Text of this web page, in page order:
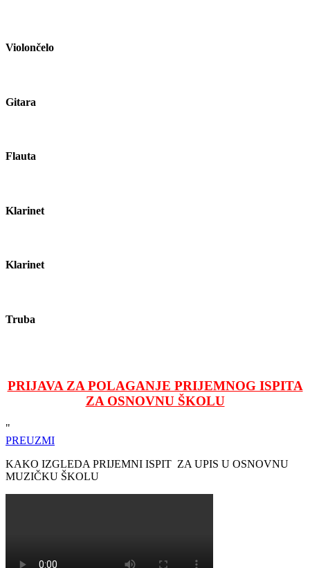
Violončelo
Gitara
Flauta
Klarinet
Klarinet
Truba
PRIJAVA ZA POLAGANJE PRIJEMNOG ISPITA
ZA OSNOVNU ŠKOLU
"
PREUZMI
KAKO IZGLEDA PRIJEMNI ISPIT ZA UPIS U OSNOVNU
MUZIČKU ŠKOLU